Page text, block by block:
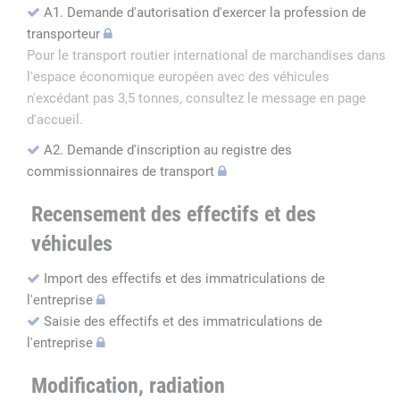
A1. Demande d'autorisation d'exercer la profession de
transporteur
Pour le transport routier international de marchandises dans
l'espace économique européen avec des véhicules
n'excédant pas 3,5 tonnes, consultez le message en page
d'accueil.
A2. Demande d'inscription au registre des
commissionnaires de transport
Recensement des effectifs et des
véhicules
Import des effectifs et des immatriculations de
l'entreprise
Saisie des effectifs et des immatriculations de
l'entreprise
Modification, radiation